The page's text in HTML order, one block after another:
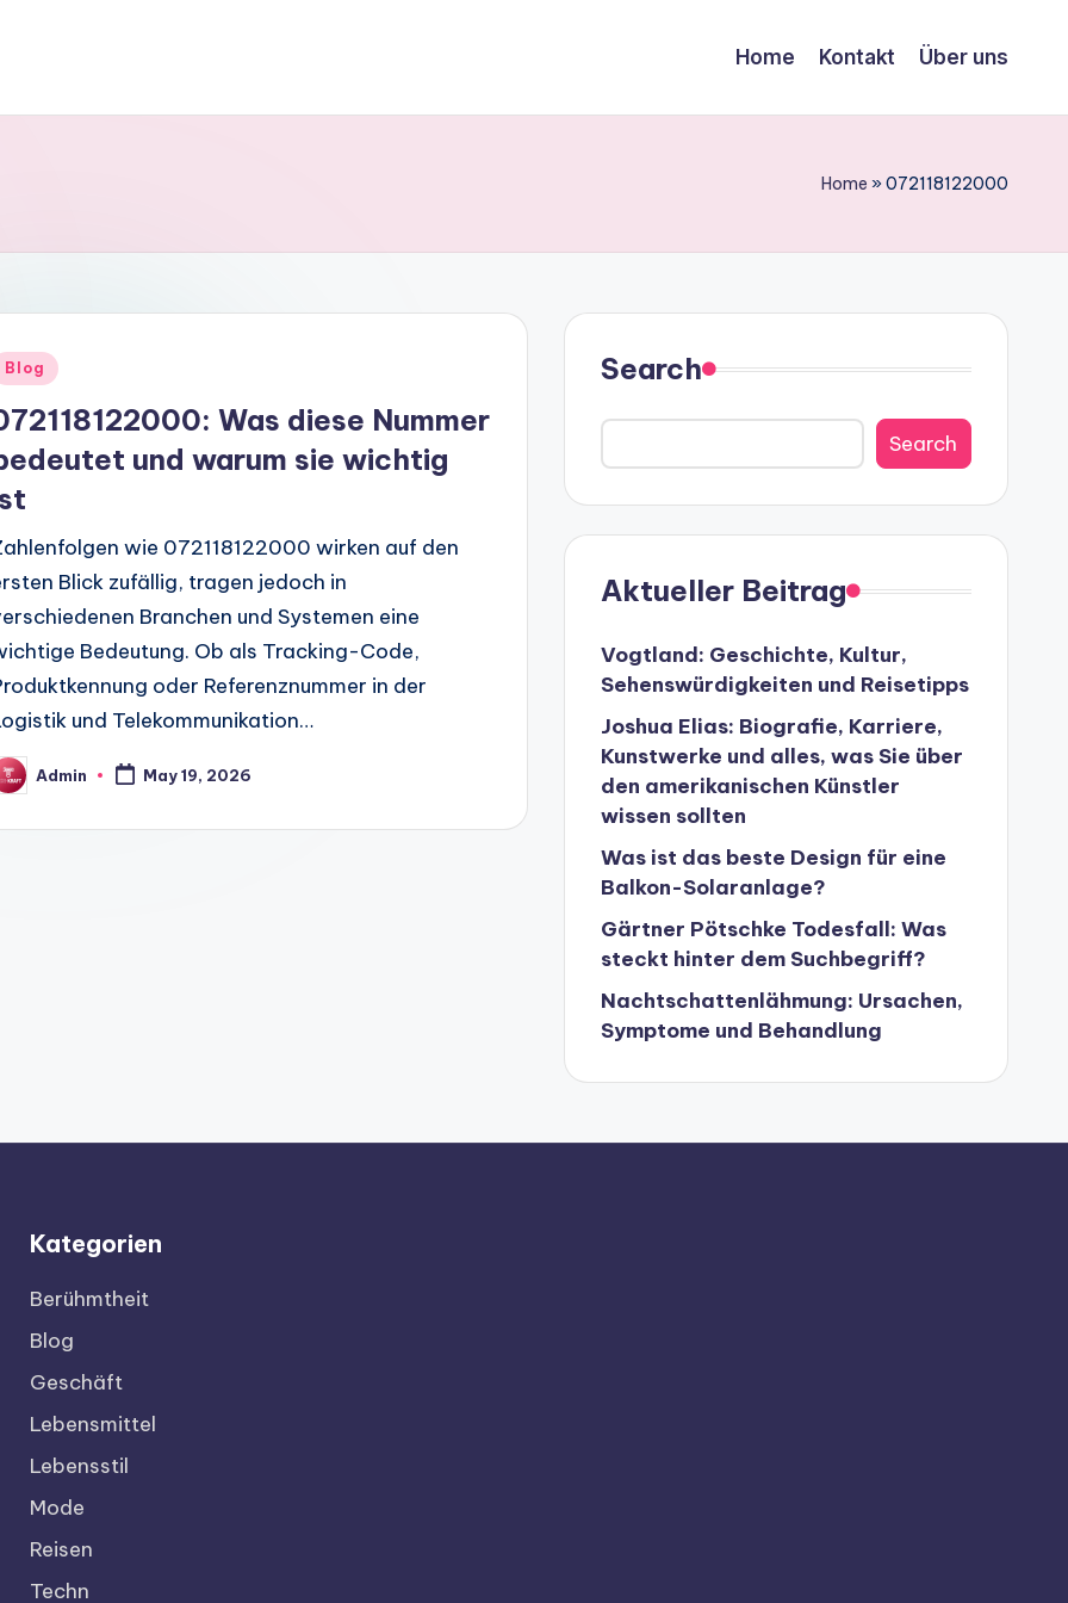
Home Kontakt Über uns
Home »072118122000
Blog
Was diese Nummer
und warum sie wichtig
wie 072118122000 wirken auf den
Blick zufällig, tragen jedoch in
Branchen und Systemen eine
Bedeutung. Ob als Tracking-Code,
oder Referenznummer in der
und Telekommunikation…
Admin May 19, 2026
Search
Search
Aktueller Beitrag
Vogtland: Geschichte, Kultur,
Sehenswürdigkeiten und Reisetipps
Joshua Elias: Biografie, Karriere,
Kunstwerke und alles, was Sie über
den amerikanischen Künstler
wissen sollten
Was ist das beste Design für eine
Balkon-Solaranlage?
Gärtner Pötschke Todesfall: Was
steckt hinter dem Suchbegriff?
Nachtschattenlähmung: Ursachen,
Symptome und Behandlung
Kategorien
Berühmtheit
Blog
Geschäft
Lebensmittel
Lebensstil
Mode
Reisen
Techn